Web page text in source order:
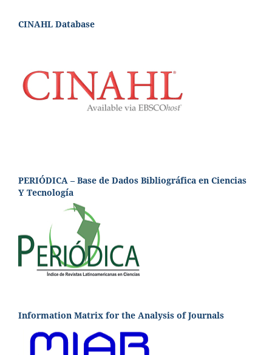
CINAHL Database
PERIÓDICA – Base de Dados Bibliográfica en Ciencias
Y Tecnología
Information Matrix for the Analysis of Journals